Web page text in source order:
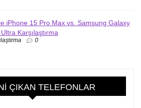
iPhone 15 Pro Max vs. Samsung Galaxy
Karşılaştırma
0
ÇIKAN TELEFONLAR